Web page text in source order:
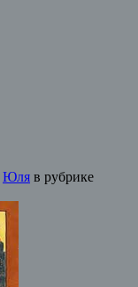
Юля в рубрике